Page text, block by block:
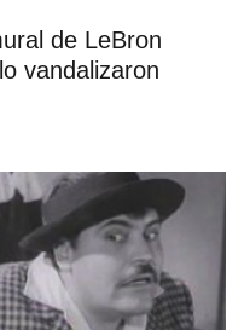
de LeBron
vandalizaron